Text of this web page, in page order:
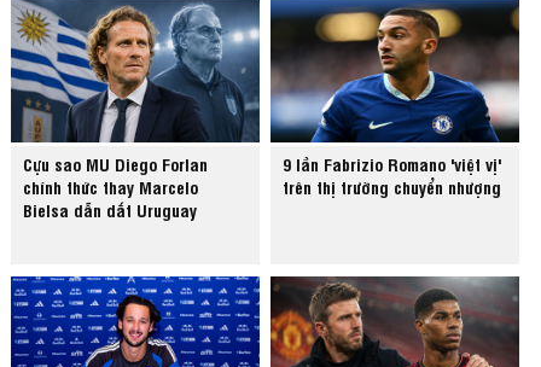
Cựu sao MU Diego Forlan
chính thức thay Marcelo
Bielsa dẫn dắt Uruguay
9 lần Fabrizio Romano 'việt vị'
trên thị trường chuyển nhượng